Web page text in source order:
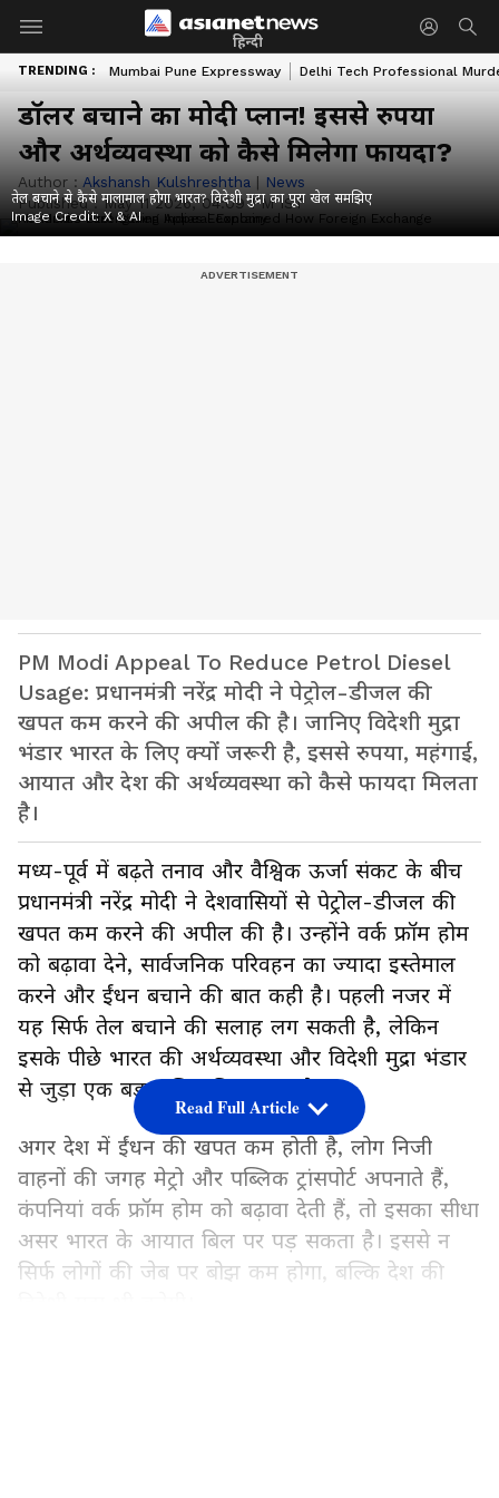
हिन्दी
TRENDING : Mumbai Pune Expressway Delhi Tech Professional
डॉलर बचाने का मोदी प्लान! इससे रुपया
और अर्थव्यवस्था को कैसे मिलेगा फायदा?
Author : Akshansh Kulshreshtha | News
Published :May 11 2026, 04:09 PM IST
तेल बचाने से कैसे मालामाल होगा भारत? विदेशी मुद्रा का पूरा खेल समझिए
Image Credit:X & AI
PM Modi Appeal To Reduce Petrol Diesel
Usage: प्रधानमंत्री नरेंद्र मोदी ने पेट्रोल-डीजल की
खपत कम करने की अपील की है। जानिए विदेशी मुद्रा
भंडार भारत के लिए क्यों जरूरी है, इससे रुपया, महंगाई,
आयात और देश की अर्थव्यवस्था को कैसे फायदा मिलता
है।
मध्य-पूर्व में बढ़ते तनाव और वैश्विक ऊर्जा संकट के बीच
प्रधानमंत्री नरेंद्र मोदी ने देशवासियों से पेट्रोल-डीजल की
खपत कम करने की अपील की है। उन्होंने वर्क फ्रॉम होम
को बढ़ावा देने, सार्वजनिक परिवहन का ज्यादा इस्तेमाल
करने और ईंधन बचाने की बात कही है। पहली नजर में
यह सिर्फ तेल बचाने की सलाह लग सकती है, लेकिन
इसके पीछे भारत की अर्थव्यवस्था और विदेशी मुद्रा भंडार
से जुड़ा एक बड़ा गणित छिपा हुआ है।
अगर देश में ईंधन की खपत कम होती है, लोग निजी
वाहनों की जगह मेट्रो और पब्लिक ट्रांसपोर्ट अपनाते हैं,
कंपनियां वर्क फ्रॉम होम को बढ़ावा देती हैं, तो इसका सीधा
असर भारत के आयात बिल पर पड़ सकता है। इससे न
सिर्फ लोगों की जेब पर बोझ कम होगा, बल्कि देश की
Read Full Article